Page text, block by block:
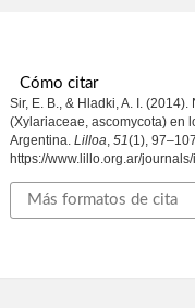
Cómo citar
Sir, E. B., & Hladki, A. I.
(Xylariaceae, ascomycota) en
Argentina. Lilloa, 51(1),
https://www.lillo.org.ar/
Más formatos de cita